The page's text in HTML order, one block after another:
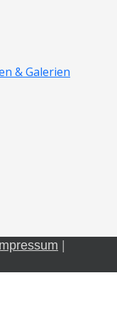
& Galerien